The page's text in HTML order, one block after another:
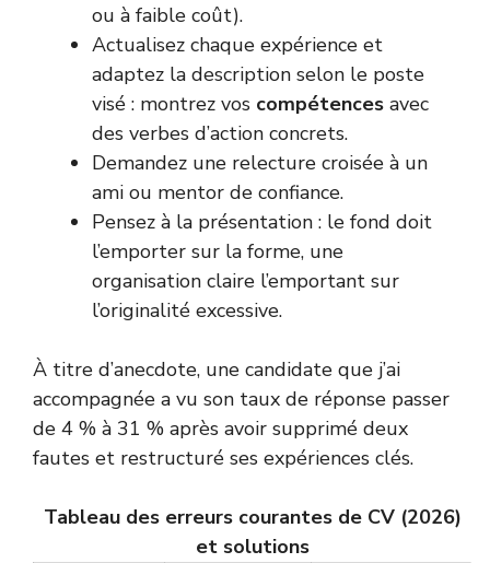
ou à faible coût).
Actualisez chaque expérience et
adaptez la description selon le poste
visé : montrez vos compétences avec
des verbes d’action concrets.
Demandez une relecture croisée à un
ami ou mentor de confiance.
Pensez à la présentation : le fond doit
l’emporter sur la forme, une
organisation claire l’emportant sur
l’originalité excessive.
À titre d’anecdote, une candidate que j’ai
accompagnée a vu son taux de réponse passer
de 4 % à 31 % après avoir supprimé deux
fautes et restructuré ses expériences clés.
Tableau des erreurs courantes de CV (2026)
et solutions